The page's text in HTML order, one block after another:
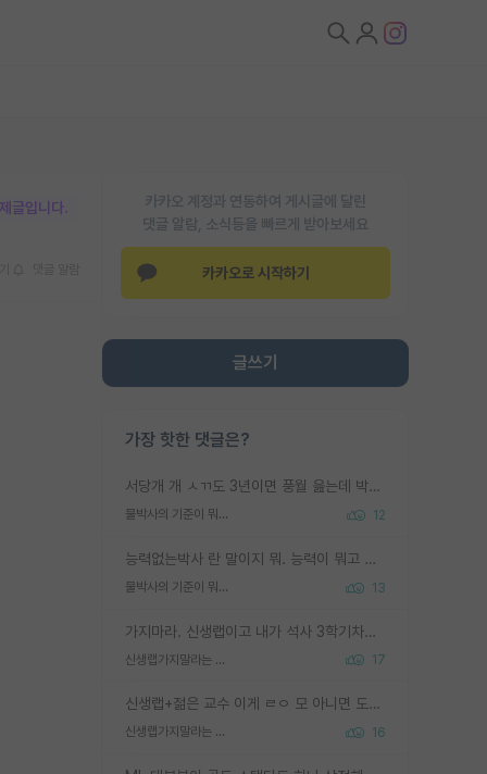
카카오 계정과 연동하여 게시글에 달린
댓글 알람, 소식등을 빠르게 받아보세요
카카오로 시작하기
글쓰기
가장 핫한 댓글은?
서당개 개 ㅅㄲ도 3년이면 풍월 읊는데 박사 5년 이상 대리고 있으면서 물된건 교수 탓 맞는ㄱ게 거기가 서당이 아니란 소리임
물박사의 기준이 뭐임? 12
능력없는박사 란 말이지 뭐. 능력이 뭐고 능력이 있다는게 뭔지는 사람마다 기준이 다르니까 얘기해봐야 서로 자기 기준만 얘기해서 논쟁이 끝이 안나고. 주위에서 능력있고 야심있는 신입생이 교수가 유의미한 피드백을 아예 안주면서 제대로된 과제에 참여해볼 기회도 제공하지 않고 잡일 뺑뺑이만 돌려서 맨날 단순작업만 하면서 밤새다가 눈빛이 점점 죽어가는걸 본 사람은 물박사는 교수탓이라고 하고, 교수는 이것저것 알려도 주고 기회도 주고 사수 동기 붙여주면서 어떻게든 끌고가려고 하는데 본인이 매일 뺀질거리면서 출근 하는둥마는둥 하다가 기껏 와서도 폰이나 쳐다보다가 실험 망치고 저녁약속있어서 먼저 가볼게요~ 하는걸 본 사람은 물박사는 본인탓이라고 함.
물박사의 기준이 뭐임? 13
가지마라. 신생랩이고 내가 석사 3학기차인데 최고참인데 나도 아무것도 모르는데 교수가 후배들 왜 논문 교육 안시키냐. 논문 왜 안 써오냐 닦달한다
신생랩가지말라는 이유가 있었구나 17
신생랩+젊은 교수 이게 ㄹㅇ 모 아니면 도인듯.
신생랩가지말라는 이유가 있었구나 16
글입니다.